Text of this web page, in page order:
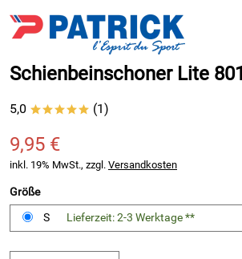
Schienbeinschoner Lite 801
5,0 ***** (1)
9,95 €
inkl. 19% MwSt., zzgl. Versandkosten
Größe
S
Lieferzeit: 2-3 Werktage **